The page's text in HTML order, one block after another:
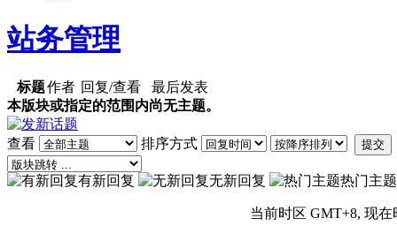
站务管理
标题作者 回复/查看
最后发表
本版块或指定的范围内尚无主题。
查看 排序方式 提交
有新回复 无新回复 热门主题
当前时区 GMT+8, 现在